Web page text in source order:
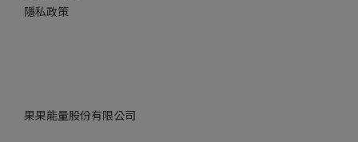
隱私政策
果果能量股份有限公司